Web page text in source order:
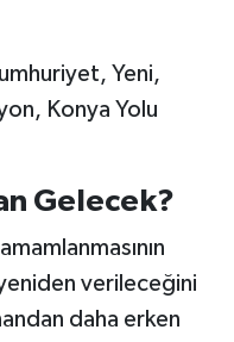
Yeni,
Konya Yolu
Gelecek?
verileceğini
daha erken